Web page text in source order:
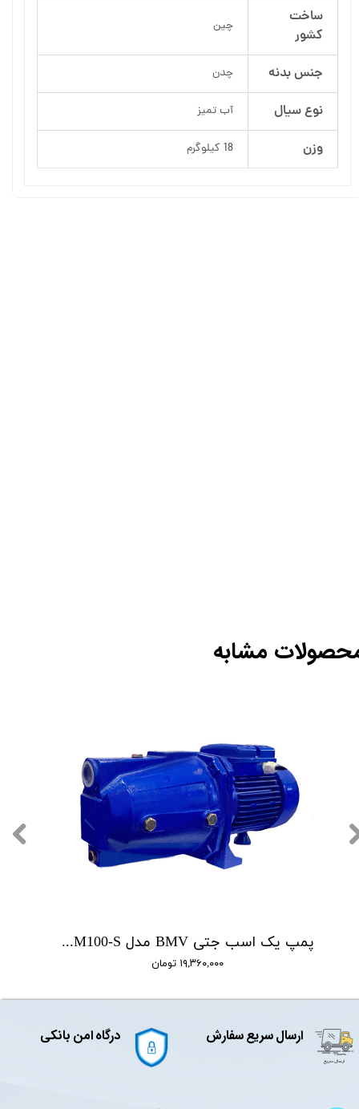
ساخت
کشور
چین
جنس بدنه چدن
نوع سیال آب تمیز
وزن 18 کیلوگرم
پمپ یک اسب جتی BMV مدل CAM100-S
۱۹,۳۶۰,۰۰۰ تومان
مشابه
ارسال سریع سفارش درگاه امن بانکی